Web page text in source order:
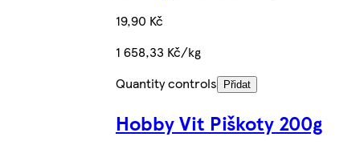
19,90 Kč
1 658,33 Kč/kg
Quantity controls
Přidat
Hobby Vit Piškoty 200g